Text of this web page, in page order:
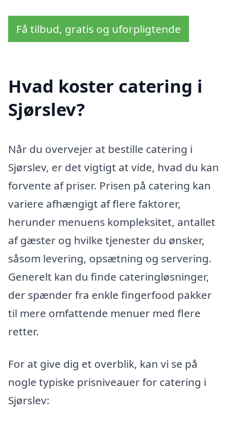
Få tilbud, gratis og uforpligtende
Hvad koster catering i
Sjørslev?
Når du overvejer at bestille catering i
Sjørslev, er det vigtigt at vide, hvad du kan
forvente af priser. Prisen på catering kan
variere afhængigt af flere faktorer,
herunder menuens kompleksitet, antallet
af gæster og hvilke tjenester du ønsker,
såsom levering, opsætning og servering.
Generelt kan du finde cateringløsninger,
der spænder fra enkle fingerfood pakker
til mere omfattende menuer med flere
retter.
For at give dig et overblik, kan vi se på
nogle typiske prisniveauer for catering i
Sjørslev: